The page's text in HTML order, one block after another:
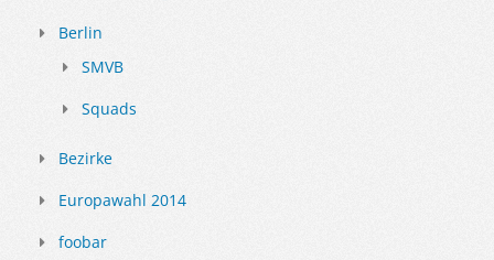
Berlin
SMVB
Squads
Bezirke
Europawahl 2014
foobar